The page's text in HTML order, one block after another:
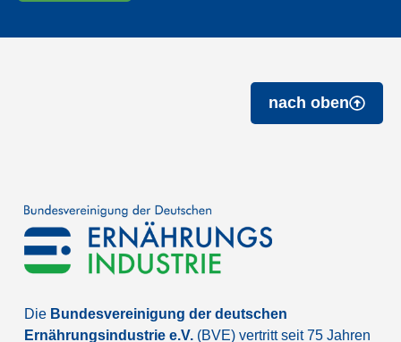
nach oben
Die Bundesvereinigung der deutschen
Ernährungsindustrie e.V. (BVE) vertritt seit 75 Jahren